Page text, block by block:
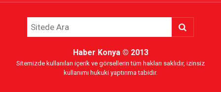
Haber Konya © 2013
Sitemizde kullanılan içerik ve görsellerin tüm hakları saklıdır, izinsiz
kullanımı hukuki yaptırıma tabidir.